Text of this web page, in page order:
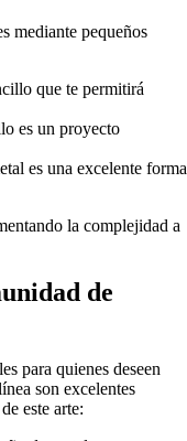
mediante pequeños
que te permitirá
es un proyecto
es una excelente forma
la complejidad a
de
para quienes deseen
son excelentes
este arte: